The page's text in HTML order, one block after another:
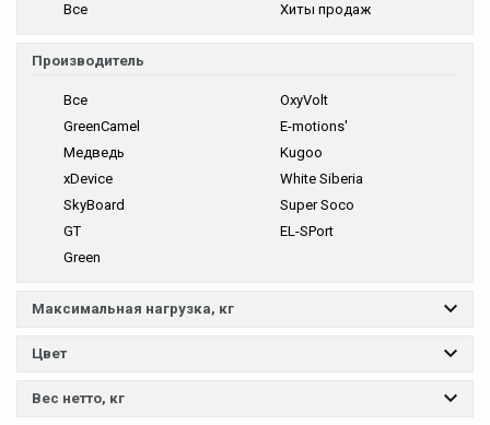
Все Хиты продаж
Производитель
Все
GreenCamel
E-motions'
OxyVolt
Медведь
Kugoo
xDevice
White Siberia
SkyBoard
Super Soco
GT
EL-SPort
Green
Максимальная нагрузка, кг
Цвет
Вес нетто, кг